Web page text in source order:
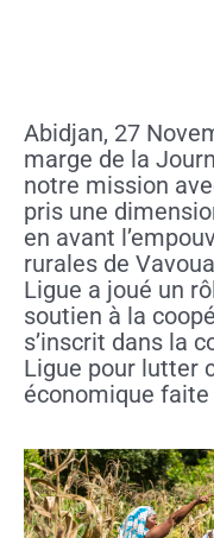
Abidjan, 27
marge de la
notre mission
pris une
en avant
rurales de
Ligue a joué un
soutien à la
s’inscrit dans la
Ligue pour lutter
économique